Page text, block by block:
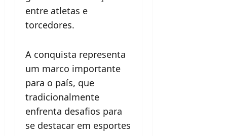
entre atletas e
torcedores.
A conquista representa
um marco importante
para o país, que
tradicionalmente
enfrenta desafios para
se destacar em esportes